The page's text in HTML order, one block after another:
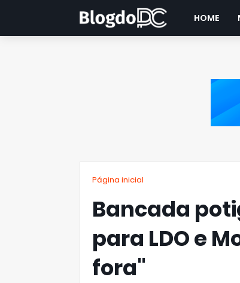
HOME
Página inicial
Bancada
para LDO e
fora"